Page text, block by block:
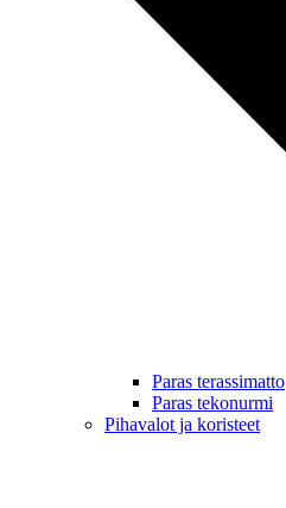
Paras terassimatto
Paras tekonurmi
Pihavalot ja koristeet